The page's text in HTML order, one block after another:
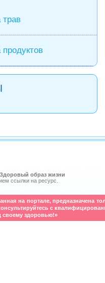
трав
образ жизни
ссылки на ресурс.
на портале, предназначена
с
своему здоровью!»